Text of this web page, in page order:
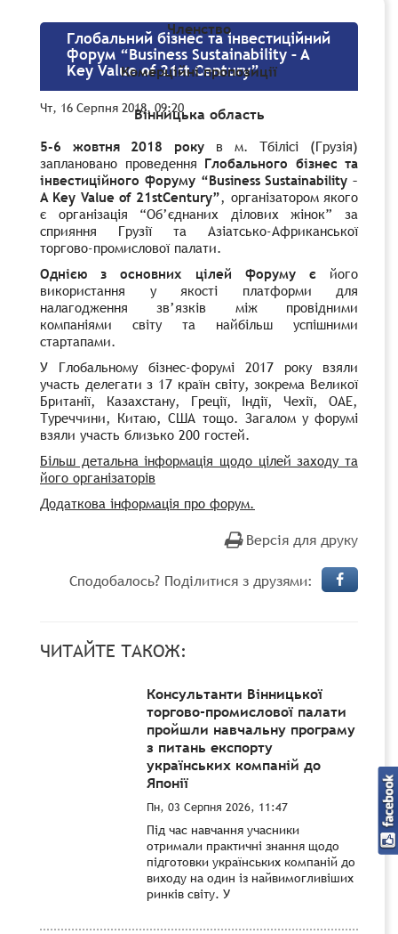
Членство
Комерційні пропозиції
Вінницька область
Глобальний бізнес та інвестиційний
форум “Business Sustainability – A
Key Value of 21st Century”
Чт, 16 Серпня 2018, 09:20
5-6 жовтня 2018 року в м. Тбілісі (Грузія)
заплановано проведення Глобального бізнес та
інвестиційного форуму “Business Sustainability –
A Key Value of 21stCentury”, організатором якого
є організація “Об’єднаних ділових жінок” за
сприяння Грузії та Азіатсько-Африканської
торгово-промислової палати.
Однією з основних цілей форуму єйого
використання у якості платформи для
налагодження зв’язків між провідними
компаніями світу та найбільш успішними
стартапами.
У Глобальному бізнес-форумі 2017 року взяли
участь делегати з 17 країн світу, зокрема Великої
Британії, Казахстану, Греції, Індії, Чехії, ОАЕ,
Туреччини, Китаю, США тощо. Загалом у форумі
взяли участь близько 200 гостей.
Більш детальна інформація щодо цілей заходу та
його організаторів
Додаткова інформація про форум.
Версія для друку
Сподобалось? Поділитися з друзями:
ЧИТАЙТЕ ТАКОЖ:
Консультанти Вінницької
торгово-промислової палати
пройшли навчальну програму
з питань експорту
українських компаній до
Японії
Пн, 03 Серпня 2026, 11:47
Під час навчання учасники
отримали практичні знання щодо
підготовки українських компаній до
виходу на один із найвимогливіших
ринків світу. У